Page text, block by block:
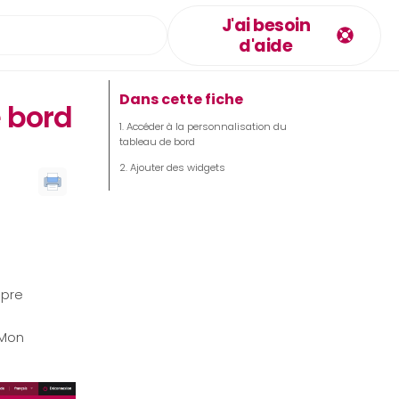
J'ai besoin
d'aide
Dans cette fiche
Accéder à la personnalisation du
tableau de bord
Ajouter des widgets